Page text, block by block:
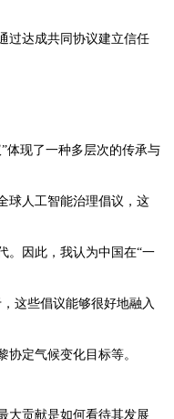
过达成共同协议建立信任
体现了一种多层次的传承与
球人工智能治理倡议，这
。因此，我认为中国在“一
这些倡议能够很好地融入
定气候变化目标等。
大贡献是如何看待其发展